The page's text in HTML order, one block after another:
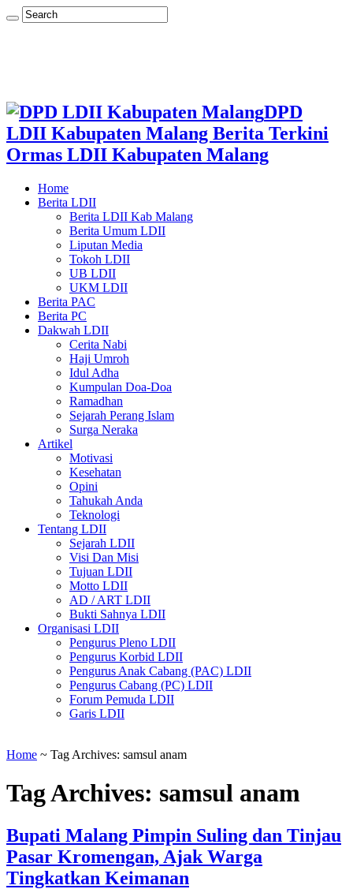
DPD
LDII Kabupaten Malang Berita Terkini
Ormas LDII Kabupaten Malang
Home
Berita LDII
Berita LDII Kab Malang
Berita Umum LDII
Liputan Media
Tokoh LDII
UB LDII
UKM LDII
Berita PAC
Berita PC
Dakwah LDII
Cerita Nabi
Haji Umroh
Idul Adha
Kumpulan Doa-Doa
Ramadhan
Sejarah Perang Islam
Surga Neraka
Artikel
Motivasi
Kesehatan
Opini
Tahukah Anda
Teknologi
Tentang LDII
Sejarah LDII
Visi Dan Misi
Tujuan LDII
Motto LDII
AD / ART LDII
Bukti Sahnya LDII
Organisasi LDII
Pengurus Pleno LDII
Pengurus Korbid LDII
Pengurus Anak Cabang (PAC) LDII
Pengurus Cabang (PC) LDII
Forum Pemuda LDII
Garis LDII
Home ~ Tag Archives: samsul anam
Tag Archives: samsul anam
Bupati Malang Pimpin Suling dan Tinjau
Pasar Kromengan, Ajak Warga
Tingkatkan Keimanan